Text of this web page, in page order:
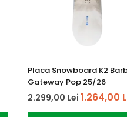
Placa Snowboard K2
Gateway Pop 25/26
2.299,00 Lei1.264,00